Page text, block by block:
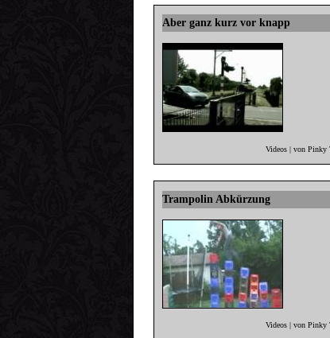
Aber ganz kurz vor knapp
Videos | von Pinky
Trampolin Abkürzung
Videos | von Pinky